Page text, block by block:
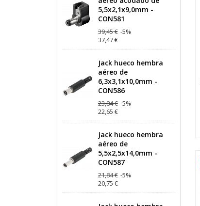
5,5x2,1x9,0mm -
CON581
39,45 € -5%
37,47 €
Jack hueco hembra
aéreo de
6,3x3,1x10,0mm -
CON586
23,84 € -5%
22,65 €
Jack hueco hembra
aéreo de
5,5x2,5x14,0mm -
CON587
21,84 € -5%
20,75 €